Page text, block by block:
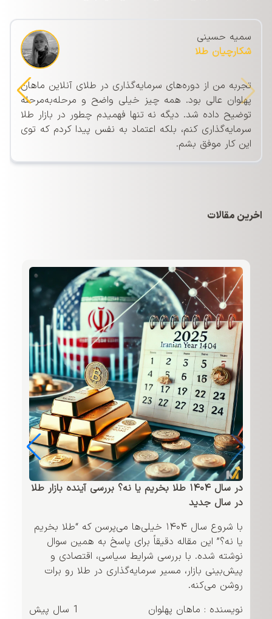
سمیه حسینی
شکارچیان طلا
تجربه من از دوره‌های سرمایه‌گذاری در طلای آنلاین ماهان
پهلوان عالی بود. همه چیز خیلی واضح و مرحله‌به‌مرحله
توضیح داده شد. دیگه نه تنها فهمیدم چطور در بازار طلا
سرمایه‌گذاری کنم، بلکه اعتماد به نفس پیدا کردم که توی
این کار موفق بشم.
اخرین مقالات
در سال ۱۴۰۴ طلا بخریم یا نه؟ بررسی آینده بازار طلا
در سال جدید
با شروع سال ۱۴۰۴ خیلی‌ها می‌پرسن که “طلا بخریم
یا نه؟” این مقاله دقیقاً برای پاسخ به همین سوال
نوشته شده. با بررسی شرایط سیاسی، اقتصادی و
پیش‌بینی بازار، مسیر سرمایه‌گذاری در طلا رو برات
روشن می‌کنه.
نویسنده : ماهان پهلوان
1 سال پیش